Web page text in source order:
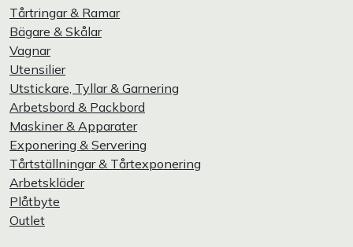
Tårtringar & Ramar
Bägare & Skålar
Vagnar
Utensilier
Utstickare, Tyllar & Garnering
Arbetsbord & Packbord
Maskiner & Apparater
Exponering & Servering
Tårtställningar & Tårtexponering
Arbetskläder
Plåtbyte
Outlet